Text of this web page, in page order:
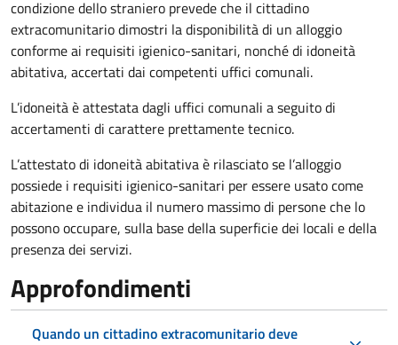
condizione dello straniero prevede che il cittadino
extracomunitario dimostri la disponibilità di un alloggio
conforme ai requisiti igienico-sanitari, nonché di idoneità
abitativa, accertati dai competenti uffici comunali.
L’idoneità è attestata dagli uffici comunali a seguito di
accertamenti di carattere prettamente tecnico.
L’attestato di idoneità abitativa è rilasciato se l’alloggio
possiede i requisiti igienico-sanitari per essere usato come
abitazione e individua il numero massimo di persone che lo
possono occupare, sulla base della superficie dei locali e della
presenza dei servizi.
Approfondimenti
Quando un cittadino extracomunitario deve